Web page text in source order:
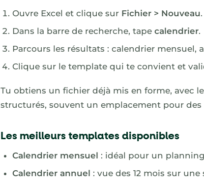
Ouvre Excel et clique sur Fichier > Nouveau.
Dans la barre de recherche, tape calendrier.
Parcours les résultats : calendrier mensuel,
Clique sur le template qui te convient et
Tu obtiens un fichier déjà mis en forme, avec
structurés, souvent un emplacement pour des
Les meilleurs templates disponibles
Calendrier mensuel : idéal pour un
Calendrier annuel : vue des 12 mois sur